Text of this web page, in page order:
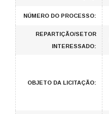
NÚMERO DO PROCESSO:
REPARTIÇÃO/SETOR
INTERESSADO:
OBJETO DA LICITAÇÃO: